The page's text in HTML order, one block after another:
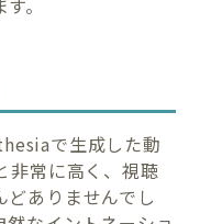
で生成した動
非常に高く、視聴
ありませんでし